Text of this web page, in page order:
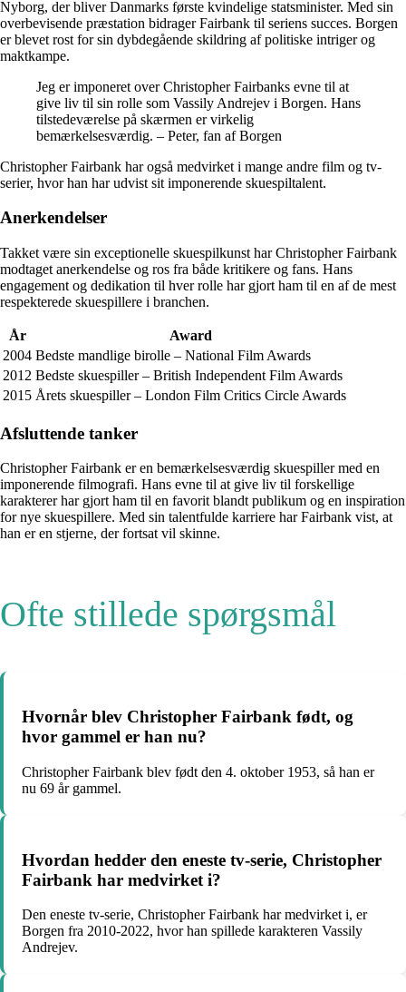
Nyborg, der bliver Danmarks første kvindelige statsminister. Med sin
overbevisende præstation bidrager Fairbank til seriens succes. Borgen
er blevet rost for sin dybdegående skildring af politiske intriger og
maktkampe.
Jeg er imponeret over Christopher Fairbanks evne til at
give liv til sin rolle som Vassily Andrejev i Borgen. Hans
tilstedeværelse på skærmen er virkelig
bemærkelsesværdig. – Peter, fan af Borgen
Christopher Fairbank har også medvirket i mange andre film og tv-
serier, hvor han har udvist sit imponerende skuespiltalent.
Anerkendelser
Takket være sin exceptionelle skuespilkunst har Christopher Fairbank
modtaget anerkendelse og ros fra både kritikere og fans. Hans
engagement og dedikation til hver rolle har gjort ham til en af de mest
respekterede skuespillere i branchen.
År
Award
2004 Bedste mandlige birolle – National Film Awards
2012 Bedste skuespiller – British Independent Film Awards
2015 Årets skuespiller – London Film Critics Circle Awards
Afsluttende tanker
Christopher Fairbank er en bemærkelsesværdig skuespiller med en
imponerende filmografi. Hans evne til at give liv til forskellige
karakterer har gjort ham til en favorit blandt publikum og en inspiration
for nye skuespillere. Med sin talentfulde karriere har Fairbank vist, at
han er en stjerne, der fortsat vil skinne.
Ofte stillede spørgsmål
Hvornår blev Christopher Fairbank født, og
hvor gammel er han nu?
Christopher Fairbank blev født den 4. oktober 1953, så han er
nu 69 år gammel.
Hvordan hedder den eneste tv-serie, Christopher
Fairbank har medvirket i?
Den eneste tv-serie, Christopher Fairbank har medvirket i, er
Borgen fra 2010-2022, hvor han spillede karakteren Vassily
Andrejev.